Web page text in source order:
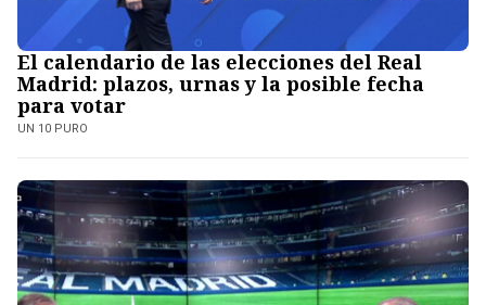
El calendario de las elecciones del Real
Madrid: plazos, urnas y la posible fecha
para votar
UN 10 PURO